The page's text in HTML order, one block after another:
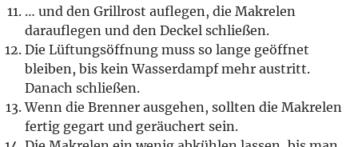
… und den Grillrost auflegen, die Makrelen
darauflegen und den Deckel schließen.
Die Lüftungsöffnung muss so lange geöffnet
bleiben, bis kein Wasserdampf mehr austritt.
Danach schließen.
Wenn die Brenner ausgehen, sollten die Makrelen
fertig gegart und geräuchert sein.